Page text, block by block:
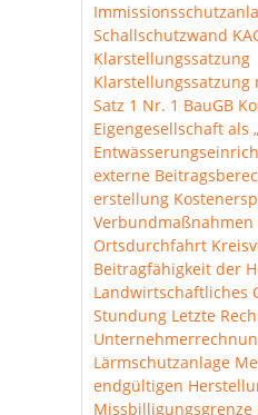
Schallschutzwand
Klarstellungssatzung
Klarstellungssatzung
Satz 1 Nr. 1 BauGB
Eigengesellschaft als
externe
erstellung
Verbundmaßnahmen
Ortsdurchfahrt
Beitragfähigkeit der
Landwirtschaftliches
Stundung Letzte
Lärmschutzanlage
endgültigen
Missbilligungsgrenze